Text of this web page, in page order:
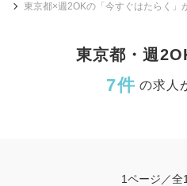
東京都×週2OKの「今すぐはたらく」
東京都・週
7件 の求人
1ページ／全